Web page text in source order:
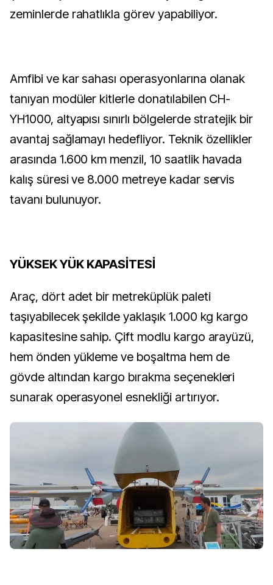
zeminlerde rahatlıkla görev yapabiliyor.
Amfibi ve kar sahası operasyonlarına olanak
tanıyan modüler kitlerle donatılabilen CH-
YH1000, altyapısı sınırlı bölgelerde stratejik bir
avantaj sağlamayı hedefliyor. Teknik özellikler
arasında 1.600 km menzil, 10 saatlik havada
kalış süresi ve 8.000 metreye kadar servis
tavanı bulunuyor.
YÜKSEK YÜK KAPASİTESİ
Araç, dört adet bir metreküplük paleti
taşıyabilecek şekilde yaklaşık 1.000 kg kargo
kapasitesine sahip. Çift modlu kargo arayüzü,
hem önden yükleme ve boşaltma hem de
gövde altından kargo bırakma seçenekleri
sunarak operasyonel esnekliği artırıyor.